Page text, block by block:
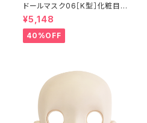
ドールマスク06［K型］化粧目穴
処理 MASK06 [DOLL K] Op
ening eye hole and make
up
¥5,148
40%OFF